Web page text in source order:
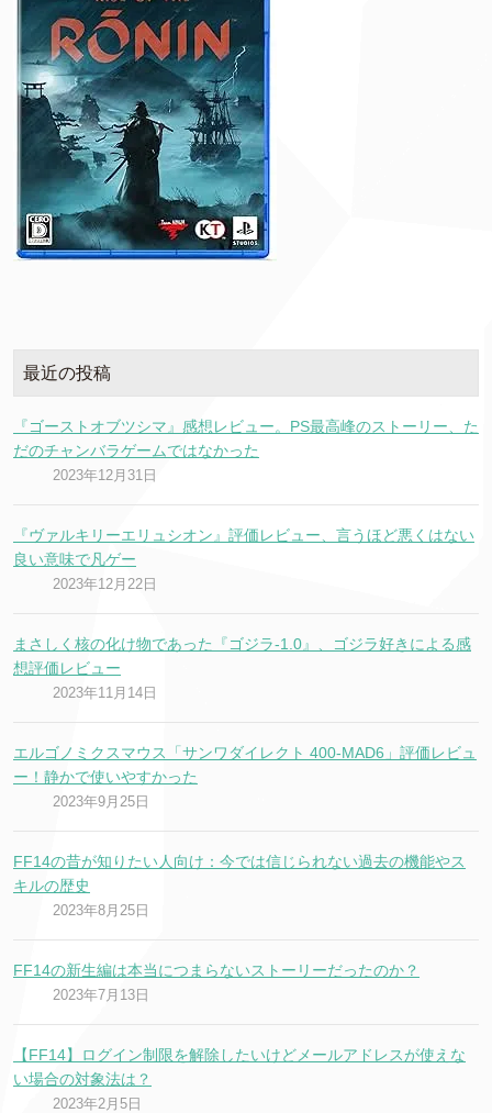
最近の投稿
『ゴーストオブツシマ』感想レビュー。PS最高峰のストーリー、た
だのチャンバラゲームではなかった
2023年12月31日
『ヴァルキリーエリュシオン』評価レビュー、言うほど悪くはない
良い意味で凡ゲー
2023年12月22日
まさしく核の化け物であった『ゴジラ-1.0』、ゴジラ好きによる感
想評価レビュー
2023年11月14日
エルゴノミクスマウス「サンワダイレクト 400-MAD6」評価レビュ
ー！静かで使いやすかった
2023年9月25日
FF14の昔が知りたい人向け：今では信じられない過去の機能やス
キルの歴史
2023年8月25日
FF14の新生編は本当につまらないストーリーだったのか？
2023年7月13日
【FF14】ログイン制限を解除したいけどメールアドレスが使えな
い場合の対象法は？
2023年2月5日